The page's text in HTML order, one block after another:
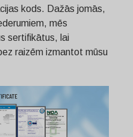
kods. Dažās jomās,
mēs
sertifikātus, lai
raizēm izmantot mūsu